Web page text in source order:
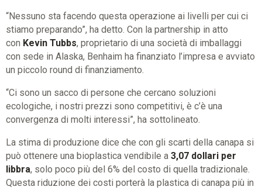
“Nessuno sta facendo questa operazione ai livelli per cui ci
stiamo preparando”, ha detto. Con la partnership in atto
con Kevin Tubbs, proprietario di una società di imballaggi
con sede in Alaska, Benhaim ha finanziato l’impresa e avviato
un piccolo round di finanziamento.
“Ci sono un sacco di persone che cercano soluzioni
ecologiche, i nostri prezzi sono competitivi, è c’è una
convergenza di molti interessi”, ha sottolineato.
La stima di produzione dice che con gli scarti della canapa si
può ottenere una bioplastica vendibile a 3,07 dollari per
libbra, solo poco più del 6% del costo di quella tradizionale.
Questa riduzione dei costi porterà la plastica di canapa più in